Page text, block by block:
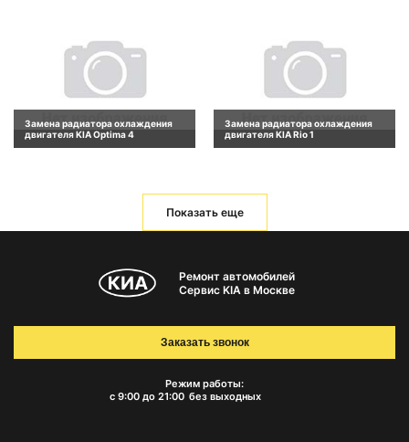
Замена радиатора охлаждения
двигателя KIA Optima 4
Замена радиатора охлаждения
двигателя KIA Rio 1
Показать еще
Ремонт автомобилей
Сервис KIA в Москве
Режим работы:
с 9:00 до 21:00 без выходных
Заказать звонок